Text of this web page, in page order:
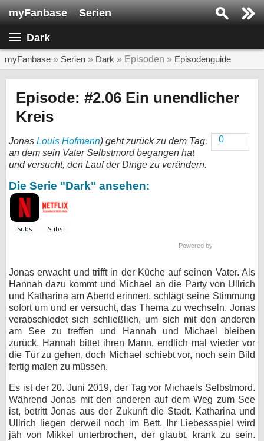
myFanbase Serien
Dark
myFanbase » Serien » Dark » Episoden » Episodenguide
Episode: #2.06 Ein unendlicher
Kreis
0
Jonas Louis Hofmann) geht zurück zu dem Tag,
an dem sein Vater Selbstmord begangen hat
und versucht, den Lauf der Dinge zu verändern.
Die Serie "Dark" ansehen:
Powered by
Jonas erwacht und trifft in der Küche auf seinen Vater. Als
Hannah dazu kommt und Michael an die Party von Ullrich
und Katharina am Abend erinnert, schlägt seine Stimmung
sofort um und er versucht, das Thema zu wechseln. Jonas
verabschiedet sich schließlich, um sich mit den anderen
am See zu treffen und Hannah und Michael bleiben
zurück. Hannah bittet ihren Mann, endlich mal wieder vor
die Tür zu gehen, doch Michael schiebt vor, noch sein Bild
fertig malen zu müssen.
Es ist der 20. Juni 2019, der Tag vor Michaels Selbstmord.
Während Jonas mit den anderen auf dem Weg zum See
ist, betritt Jonas aus der Zukunft die Stadt. Katharina und
Ullrich liegen derweil noch im Bett. Ihr Liebessspiel wird
jäh von Mikkel unterbrochen, der glaubt, krank zu sein.
Serie suchen...
SERIEN
Kolumnen
Veranstaltungen
KULTUR
Specials
bei X
bei Facebook
Kontakt
Datenschutz
Cookie-Einstellungen